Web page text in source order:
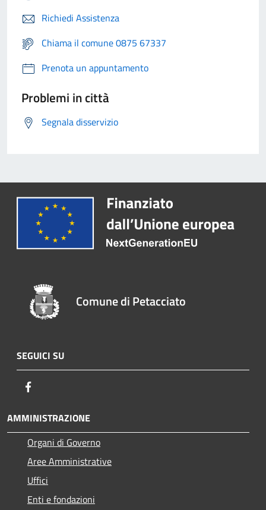
Richiedi Assistenza
Chiama il comune 0875 67337
Prenota un appuntamento
Problemi in città
Segnala disservizio
Comune di Petacciato
SEGUICI SU
AMMINISTRAZIONE
Organi di Governo
Aree Amministrative
Uffici
Enti e fondazioni